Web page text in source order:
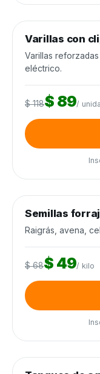
Alambrados y
Varillas con
Varillas
eléctrico.
$ 118$ 89/
Semillas y
Semillas
Raigrás, avena,
$ 68$ 49/ kilo